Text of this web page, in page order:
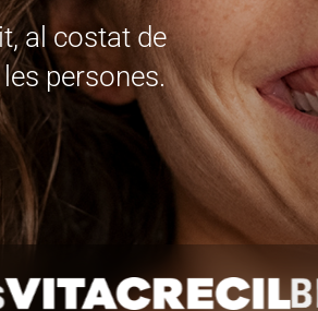
al costat de
persones.